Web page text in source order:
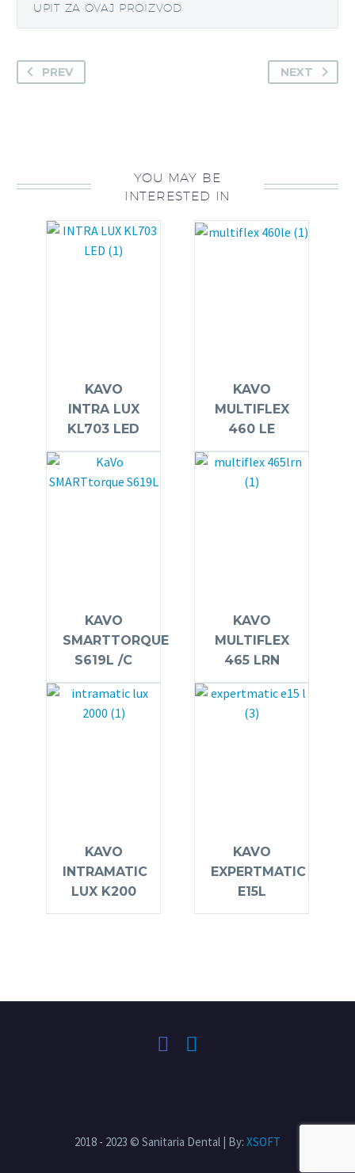
UPIT ZA OVAJ PROIZVOD
PREV NEXT
YOU MAY BE
INTERESTED IN
KAVO
INTRA LUX
KL703 LED
KAVO
MULTIFLEX
460 LE
KAVO
SMARTTORQUE
S619L /C
KAVO
MULTIFLEX
465 LRN
KAVO
INTRAMATIC
LUX K200
KAVO
EXPERTMATIC
E15L
2018 - 2023 © Sanitaria Dental | By: XSOFT